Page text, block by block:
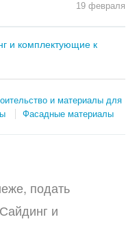
19 февраля
и комплектующие к
и материалы для
Фасадные материалы
подать
Сайдинг и